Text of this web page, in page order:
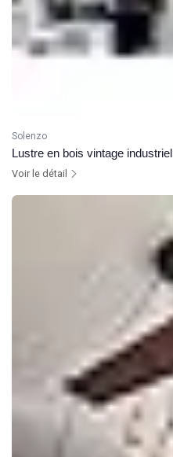
Solenzo
Lustre en bois vintage industriel
Voir le détail